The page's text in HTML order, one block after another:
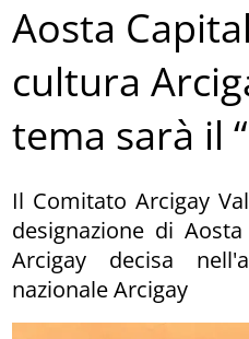
Aosta
cultura
tema sarà il
Il Comitato Arcigay
designazione di
Arcigay decisa
nazionale Arcigay